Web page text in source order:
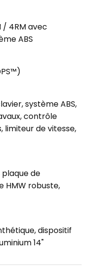
/ 4RM avec
ABS
système ABS,
contrôle
limiteur de vitesse,
de
HMW robuste,
dispositif
14"